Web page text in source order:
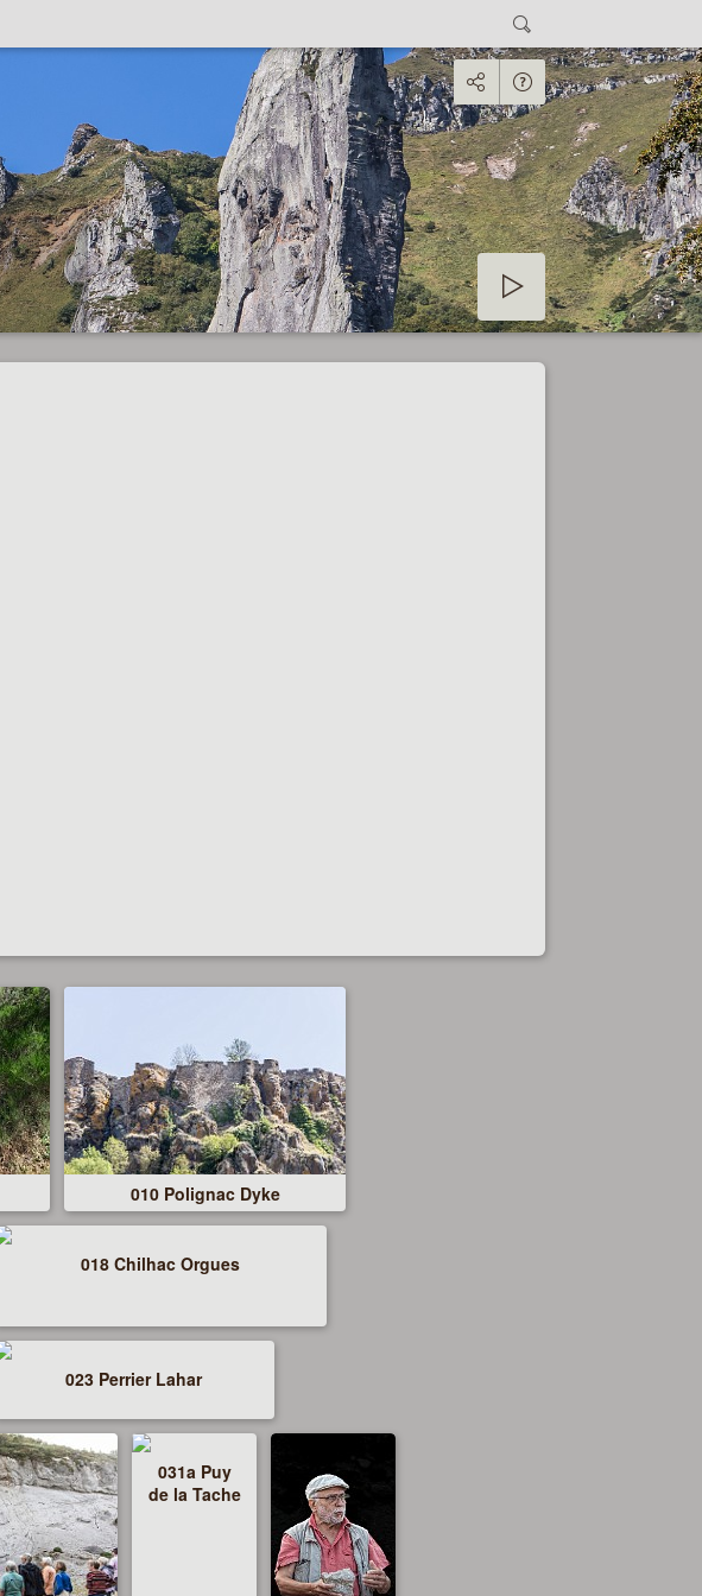
010 Polignac Dyke
018 Chilhac Orgues
023 Perrier Lahar
031a Puy
de la Tache